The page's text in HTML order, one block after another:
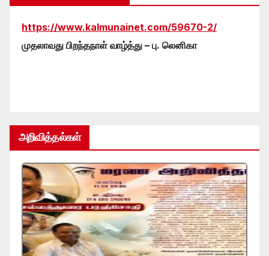
https://www.kalmunainet.com/59670-2/
முதலாவது பிறந்தநாள் வாழ்த்து – பு. லெனிகா
அறிவித்தல்கள்